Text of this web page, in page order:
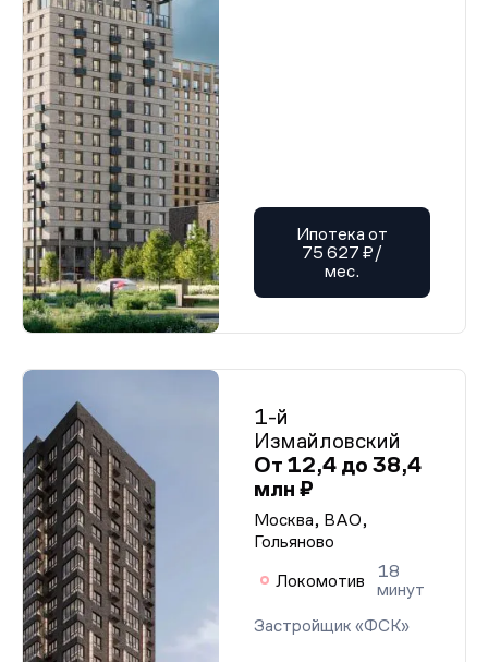
Ипотека от
75 627 ₽/
мес.
1-й
Измайловский
От 12,4 до 38,4
млн ₽
Москва, ВАО,
Гольяново
Локомотив
18
минут
Застройщик «ФСК»